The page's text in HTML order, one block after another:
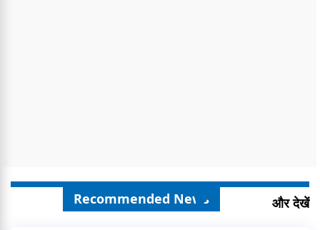
Recommended News और देखें